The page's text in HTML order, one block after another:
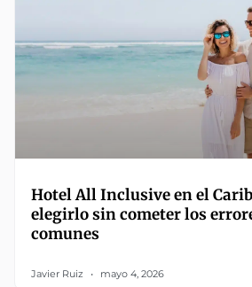
Hotel All Inclusive en el
elegirlo sin cometer los
comunes
Javier Ruiz mayo 4, 2026